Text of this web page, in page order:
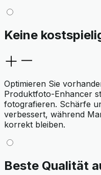
Keine
Optimieren Sie
Produktfoto-Enhancer
fotografieren. Schärfe
verbessert, während
korrekt bleiben.
Beste Qualität